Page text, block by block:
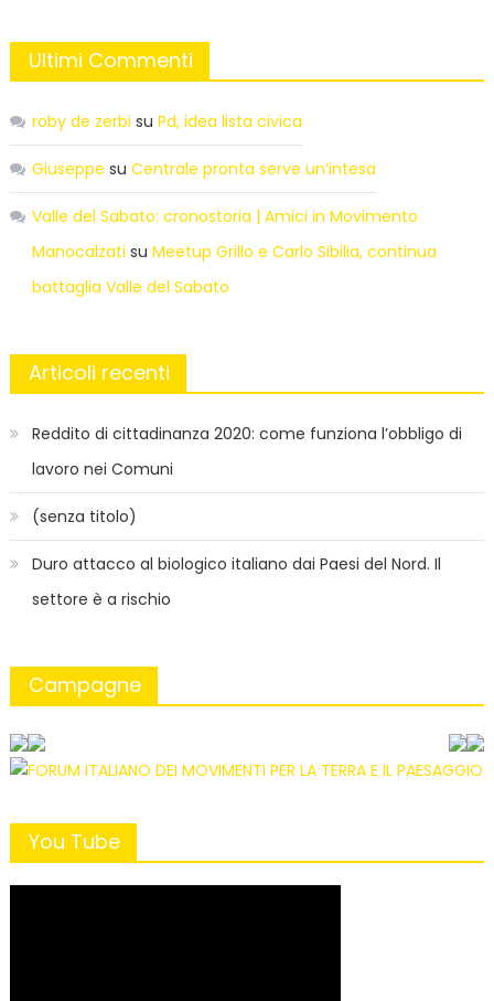
Ultimi Commenti
roby de zerbi su Pd, idea lista civica
Giuseppe su Centrale pronta serve un’intesa
Valle del Sabato: cronostoria | Amici in Movimento
Manocalzati su Meetup Grillo e Carlo Sibilia, continua
battaglia Valle del Sabato
Articoli recenti
Reddito di cittadinanza 2020: come funziona l’obbligo di
lavoro nei Comuni
(senza titolo)
Duro attacco al biologico italiano dai Paesi del Nord. Il
settore è a rischio
Campagne
You Tube